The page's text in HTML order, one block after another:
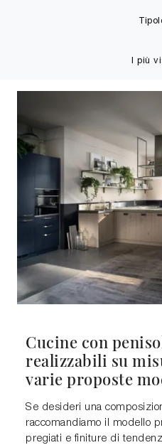
I più
Cucine con
realizzabili su
varie proposte
Se desideri una
raccomandiamo il modello
pregiati e finiture di